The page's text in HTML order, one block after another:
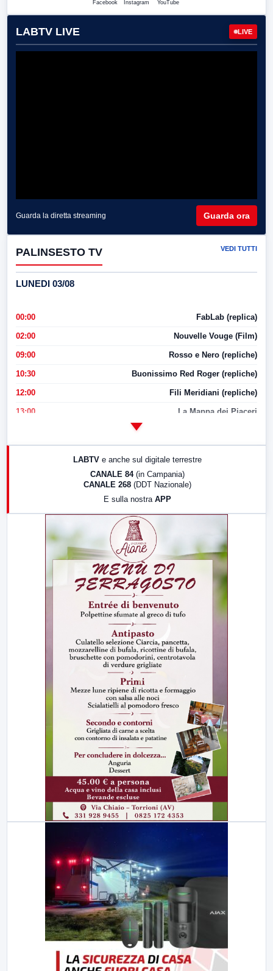
Facebook Instagram YouTube
LABTV LIVE LIVE
Guarda la diretta streaming Guarda ora
PALINSESTO TV VEDI TUTTI
LUNEDI 03/08
00:00 FabLab (replica)
02:00 Nouvelle Vouge (Film)
09:00 Rosso e Nero (repliche)
10:30 Buonissimo Red Roger (repliche)
12:00 Fili Meridiani (repliche)
13:00 La Mappa dei Piaceri
LABTV e anche sul digitale terrestre
CANALE 84 (in Campania)
CANALE 268 (DDT Nazionale)
E sulla nostra APP